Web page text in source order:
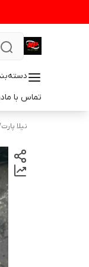
تماس با ما
نیلا پارت